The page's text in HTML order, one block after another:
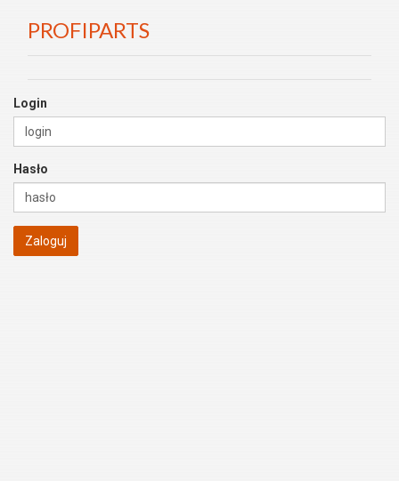
PROFIPARTS
Login
Hasło
Zaloguj